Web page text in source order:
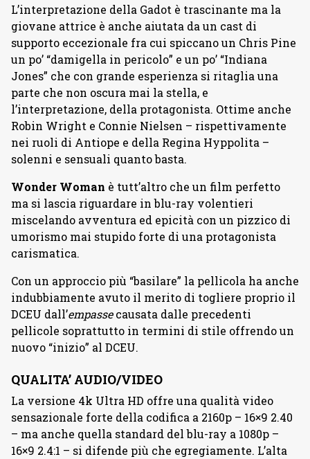
L’interpretazione della Gadot è trascinante ma la
giovane attrice è anche aiutata da un cast di
supporto eccezionale fra cui spiccano un Chris Pine
un po’ “damigella in pericolo” e un po’ “Indiana
Jones” che con grande esperienza si ritaglia una
parte che non oscura mai la stella, e
l’interpretazione, della protagonista. Ottime anche
Robin Wright e Connie Nielsen – rispettivamente
nei ruoli di Antiope e della Regina Hyppolita –
solenni e sensuali quanto basta.
Wonder Woman è tutt’altro che un film perfetto
ma si lascia riguardare in blu-ray volentieri
miscelando avventura ed epicità con un pizzico di
umorismo mai stupido forte di una protagonista
carismatica.
Con un approccio più “basilare” la pellicola ha anche
indubbiamente avuto il merito di togliere proprio il
DCEU dall’empassecausata dalle precedenti
pellicole soprattutto in termini di stile offrendo un
nuovo “inizio” al DCEU.
QUALITA’ AUDIO/VIDEO
La versione 4k Ultra HD offre una qualità video
sensazionale forte della codifica a 2160p – 16×9 2.40
– ma anche quella standard del blu-ray a 1080p –
16×9 2.4:1 – si difende più che egregiamente. L’alta